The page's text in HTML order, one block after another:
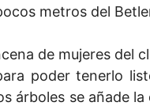
metros del
de mujeres del
poder tenerlo
árboles se añade